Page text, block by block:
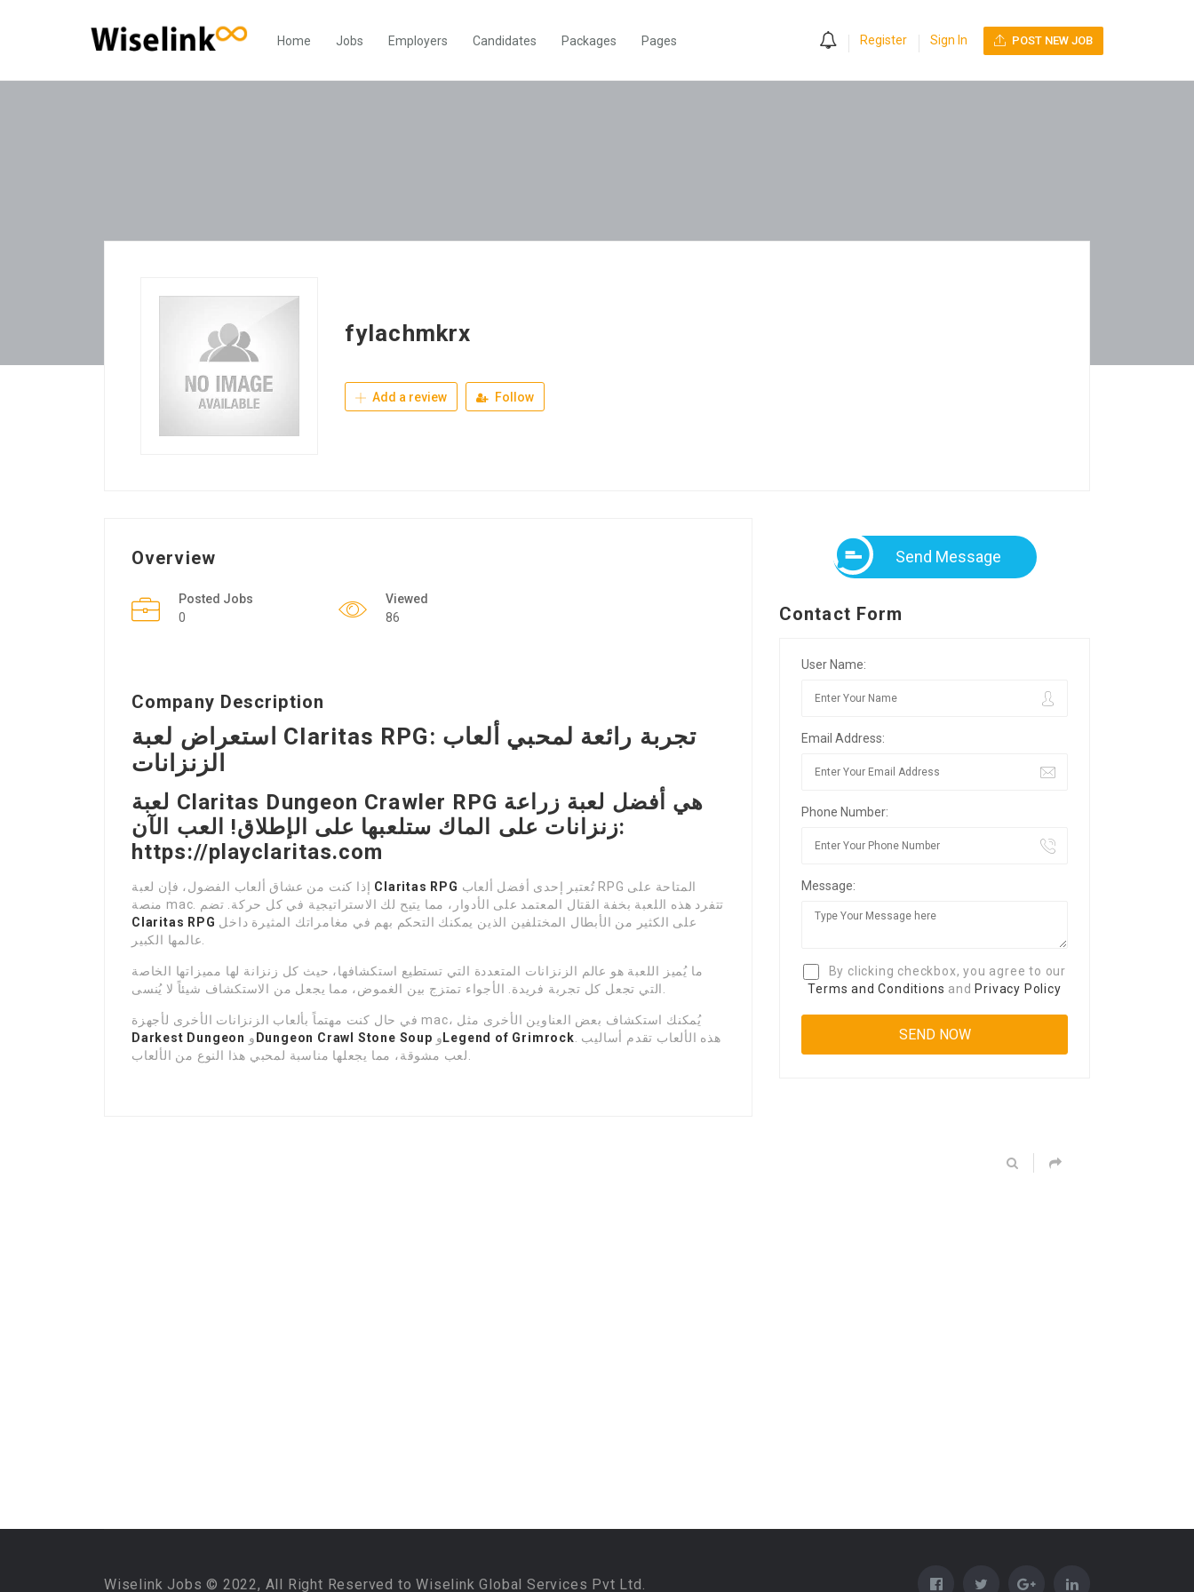
Home Jobs Employers Candidates Packages Pages Register Sign In POST NEW JOB
fylachmkrx
Add a review Follow
Overview
Posted Jobs
0
Viewed
86
Company Description
استعراض لعبة Claritas RPG: تجربة رائعة لمحبي ألعاب
الزنزانات
لعبة Claritas Dungeon Crawler RPG هي أفضل لعبة زراعة
زنزانات على الماك ستلعبها على الإطلاق! العب الآن:
https://playclaritas.com
Claritas RPG
منصة mac. تتفرد هذه اللعبة بخفة القتال المعتمد على الأدوار، مما يتيح لك الاستراتيجية في كل حركة. تضم
Claritas RPG
ما يُميز اللعبة هو عالم الزنزانات المتعددة التي تستطيع استكشافها، حيث كل زنزانة لها مميزاتها الخاصة
في حال كنت مهتماً بألعاب الزنزانات الأخرى لأجهزة mac، يُمكنك استكشاف بعض العناوين الأخرى مثل
Darkest Dungeon و Dungeon Crawl Stone Soup و Legend of Grimrock
Send Message
Contact Form
User Name:
Email Address:
Phone Number:
Message:
By clicking checkbox, you agree to our
Terms and Conditions and Privacy Policy
Wiselink Jobs © 2022, All Right Reserved to Wiselink Global Services Pvt Ltd.